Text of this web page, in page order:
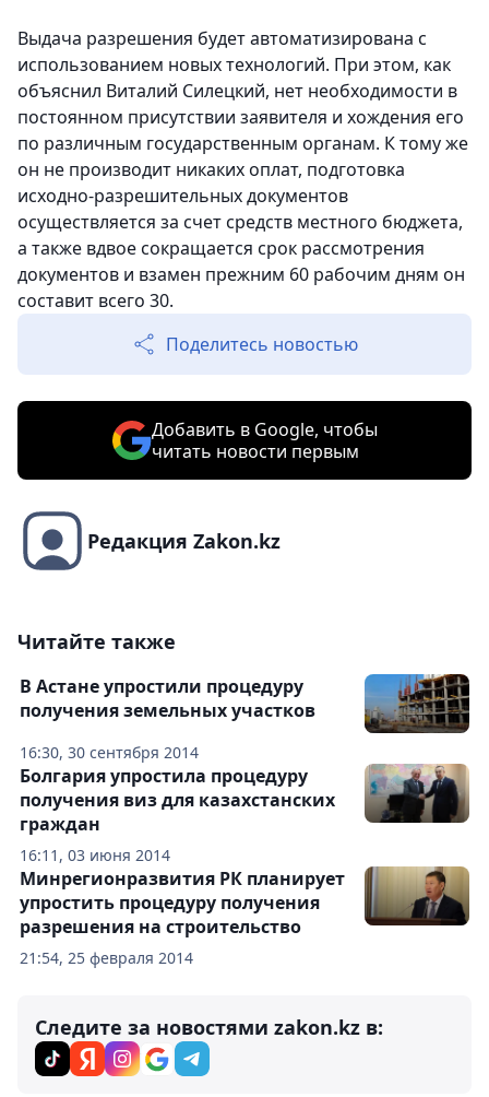
Выдача разрешения будет автоматизирована с
использованием новых технологий. При этом, как
объяснил Виталий Силецкий, нет необходимости в
постоянном присутствии заявителя и хождения его
по различным государственным органам. К тому же
он не производит никаких оплат, подготовка
исходно-разрешительных документов
осуществляется за счет средств местного бюджета,
а также вдвое сокращается срок рассмотрения
документов и взамен прежним 60 рабочим дням он
составит всего 30.
Поделитесь новостью
Добавить в Google, чтобы
читать новости первым
Редакция Zakon.kz
Читайте также
16:30, 30 сентября 2014
В Астане упростили процедуру
получения земельных участков
16:11, 03 июня 2014
Болгария упростила процедуру
получения виз для казахстанских
граждан
21:54, 25 февраля 2014
Минрегионразвития РК планирует
упростить процедуру получения
разрешения на строительство
Следите за новостями zakon.kz в: